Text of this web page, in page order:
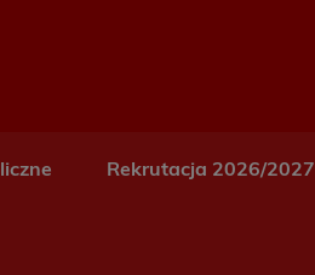
Rekrutacja 2026/2027